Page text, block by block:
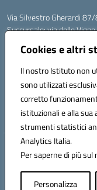
Cookies e altri
Il nostro Istituto non
sono utilizzati
corretto
istituzionali e alla
strumenti statistici
Analytics Italia.
Per saperne di più
Personalizza
Via Silvestro Gherardi
Succursale: via delle
Mail:
Per contatti con il
Codice univoco ufficio:
Codice meccanografico:
Codice fiscale:
Hosting